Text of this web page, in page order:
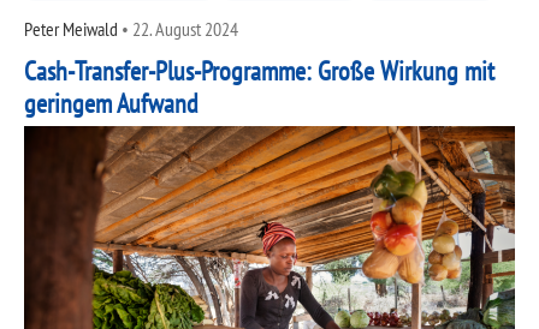
Peter Meiwald • 22. August 2024
Cash-Transfer-Plus-Programme: Große Wirkung mit
geringem Aufwand